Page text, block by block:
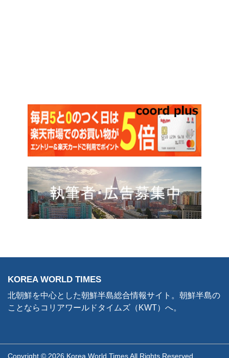
KOREA WORLD TIMES
北朝鮮を中心とした朝鮮半島総合情報サイト。朝鮮半島の
ことならコリアワールドタイムズ（KWT）へ。
Copyright © 2026 Korea World Times All Rights Reserved